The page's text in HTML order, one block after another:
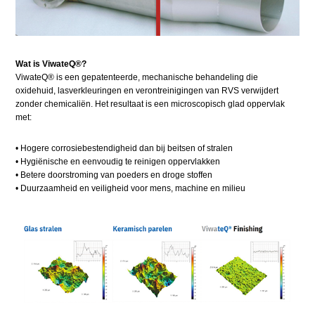
Wat is ViwateQ®?
ViwateQ® is een gepatenteerde, mechanische behandeling die
oxidehuid, lasverkleuringen en verontreinigingen van RVS verwijdert
zonder chemicaliën. Het resultaat is een microscopisch glad oppervlak
met:
•​ Hogere corrosiebestendigheid dan bij beitsen of stralen
•​ Hygiënische en eenvoudig te reinigen oppervlakken
•​ Betere doorstroming van poeders en droge stoffen
•​ Duurzaamheid en veiligheid voor mens, machine en milieu